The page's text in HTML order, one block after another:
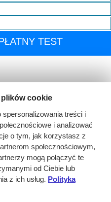
TEST
cookie
treści i
i analizować
o tym, jak korzystasz z
społecznościowym,
mogą połączyć te
od Ciebie lub
z ich usług. Polityka